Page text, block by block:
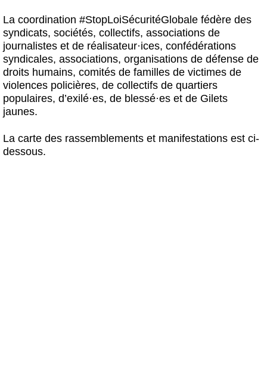
La coordination #StopLoiSécuritéGlobale fédère des
syndicats, sociétés, collectifs, associations de
journalistes et de réalisateur·ices, confédérations
syndicales, associations, organisations de défense de
droits humains, comités de familles de victimes de
violences policières, de collectifs de quartiers
populaires, d’exilé·es, de blessé·es et de Gilets
jaunes.
La carte des rassemblements et manifestations est ci-
dessous.